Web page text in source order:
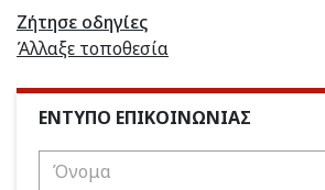
Ζήτησε οδηγίες
Άλλαξε τοποθεσία
ΕΝΤΥΠΟ ΕΠΙΚΟΙΝΩΝΙΑΣ